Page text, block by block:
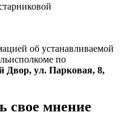
об устанавливаемой
по
Двор, ул. Парковая, 8,
свое мнение